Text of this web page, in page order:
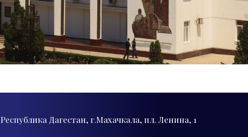
Республика Дагестан, г.Махачкала, пл. Ленина, 1